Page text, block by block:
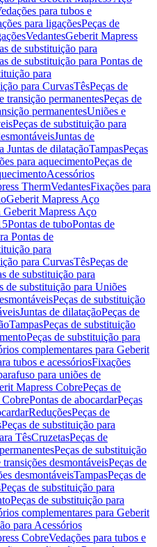
para tubos e
para ligaçõesPeças de
VedantesGeberit Mapress
de substituição para
de substituição para Pontas de
para
para CurvasTêsPeças de
transição permanentesPeças de
permanentesUniões e
Peças de substituição para
Juntas de
Juntas de dilataçãoTampasPeças
para aquecimentoPeças de
Acessórios
ThermVedantesFixações para
Geberit Mapress Aço
Geberit Mapress Aço
Pontas de tuboPontas de
Pontas de
para
para CurvasTêsPeças de
de substituição para
de substituição para Uniões
Peças de substituição
Juntas de dilataçãoPeças de
TampasPeças de substituição
Peças de substituição para
complementares para Geberit
tubos e acessóriosFixações
para uniões de
Mapress CobrePeças de
CobrePontas de abocardarPeças
ReduçõesPeças de
Peças de substituição para
TêsCruzetasPeças de
Peças de substituição
desmontáveisPeças de
desmontáveisTampasPeças de
Peças de substituição para
Peças de substituição para
complementares para Geberit
para Acessórios
CobreVedações para tubos e